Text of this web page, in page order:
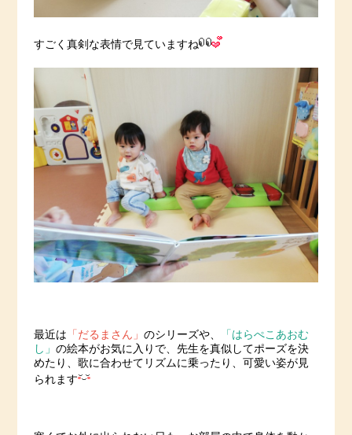
すごく真剣な表情で見ていますね
最近は 「だるまさん」 のシリーズや、
「はらぺこあおむ
し」 の絵本がお気に入りで、先生を真似してポーズを決
めたり、歌に合わせてリズムに乗ったり、可愛い姿が見
られます